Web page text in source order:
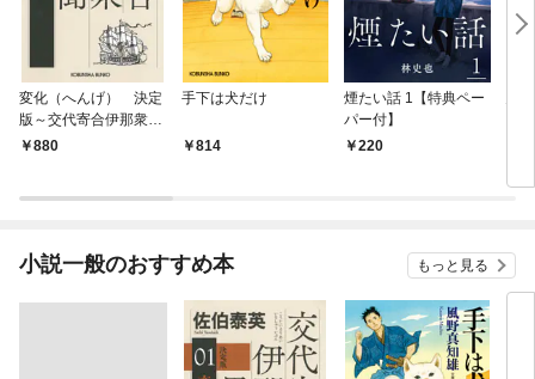
変化（へんげ） 決定
版～交代寄合伊那衆異
聞（1）～
880
手下は犬だけ
814
煙たい話 1【特典ペー
パー付】
220
小説一般のおすすめ本 もっと見る